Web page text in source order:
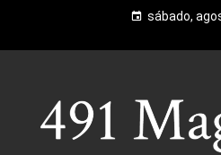
sábado,